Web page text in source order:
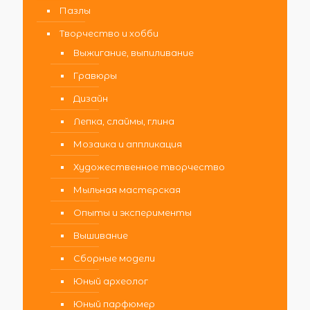
Пазлы
Творчество и хобби
Выжигание, выпиливание
Гравюры
Дизайн
Лепка, слаймы, глина
Мозаика и аппликация
Художественное творчество
Мыльная мастерская
Опыты и эксперименты
Вышивание
Сборные модели
Юный археолог
Юный парфюмер